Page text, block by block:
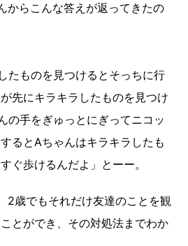
からこんな答えが返ってきたの
たものを見つけるとそっちに行
先にキラキラしたものを見つけ
の手をぎゅっとにぎってニコッ
るとAちゃんはキラキラしたも
ぐ歩けるんだよ」とーー。
2歳でもそれだけ友達のことを観
とができ、その対処法までわか